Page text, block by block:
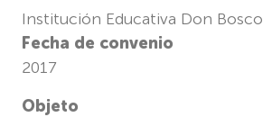
Institución Educativa Don Bosco
Fecha de convenio
2017
Objeto